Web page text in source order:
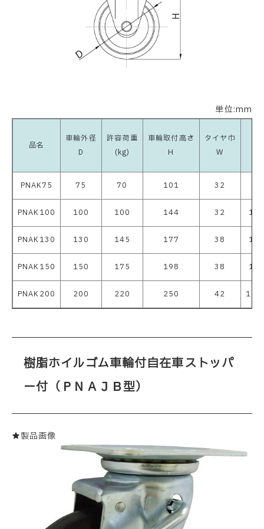
単位:mm
品名
車輪外径
D
許容荷重
(kg)
車輪取付高さ
H
タイヤ巾
W
PNAK75 75 70 101 32
PNAK100 100 100 144 32
PNAK130 130 145 177 38
PNAK150 150 175 198 38
PNAK200 200 220 250 42
樹脂ホイルゴム車輪付自在車ストッパ
ー付（ＰＮＡＪＢ型）
★製品画像